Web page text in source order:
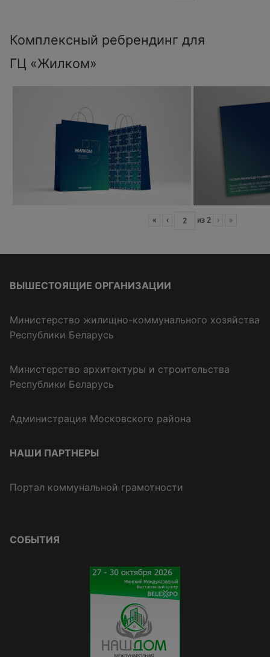
Комплексный ребрендинг для
ГЦ «Жилком»
« ‹ из 2 › »
ВЫШЕСТОЯЩИЕ ОРГАНИЗАЦИИ
Министерство жилищно-коммунального хозяйства
Республики Беларусь
Министерство архитектуры и строительства
Республики Беларусь
Администрация Московского района
НАШИ ПАРТНЕРЫ
Портал коммунальной грамотности
СОБЫТИЯ